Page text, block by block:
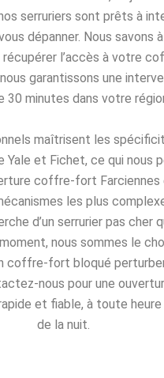
serruriers sont prêts à
dépanner. Nous savons
l’accès à votre
garantissons une
30 minutes dans votre
maîtrisent les
Yale et Fichet, ce qui nous
coffre-fort Farciennes
les plus
d’un serrurier pas cher
nous sommes le
coffre-fort bloqué
nous pour une
et fiable, à toute heure
de la nuit.